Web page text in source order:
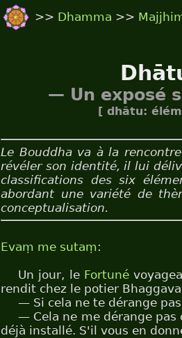
>> Dhamma >>
— Un exposé
[ dhātu:
Le Bouddha va à la
révéler son identité, il lui
classifications des six
abordant une variété de
conceptualisation.
Evaṃ me sutaṃ :
Un jour, le Fortuné
rendit chez le potier
— Si cela ne te dérange
— Cela ne me dérange pas
déjà installé. S'il vous en